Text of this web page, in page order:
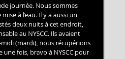
journée. Nous sommes
à l’eau. Il y a aussi un
deux nuits à cet endroit,
au NYSCC. Ils avaient
(mardi), nous récupérions
fois, bravo à NYSCC pour